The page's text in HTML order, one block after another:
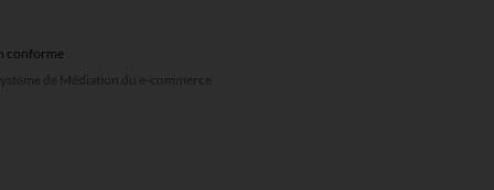
conforme
de Médiation du e-commerce